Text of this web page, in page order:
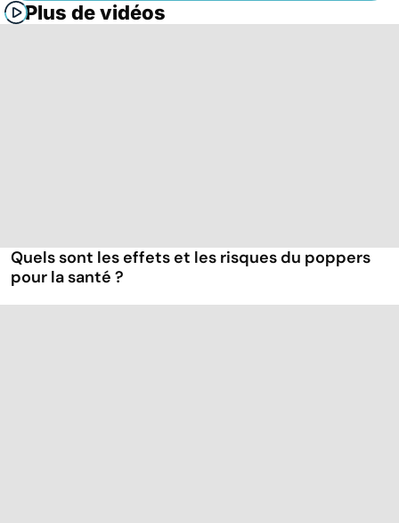
Plus de vidéos
Quels sont les effets et les risques du poppers
pour la santé ?